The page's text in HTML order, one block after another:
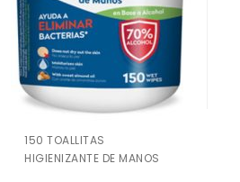
150 TOALLITAS
HIGIENIZANTE DE MANOS